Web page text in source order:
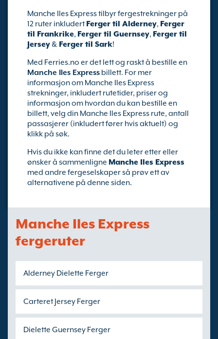
Manche Iles Express tilbyr fergestrekninger på
12 ruter inkludertFerger til Alderney, Ferger
til Frankrike, Ferger til Guernsey, Ferger til
Jersey& Ferger til Sark!
Med Ferries.no er det lett og raskt å bestille en
Manche Iles Express billett. For mer
informasjon om Manche Iles Express
strekninger, inkludert rutetider, priser og
informasjon om hvordan du kan bestille en
billett, velg din Manche Iles Express rute, antall
passasjerer (inkludert fører hvis aktuelt) og
klikk på søk.
Hvis du ikke kan finne det du leter etter eller
ønsker å sammenligne Manche Iles Express
med andre fergeselskaper så prøv ett av
alternativene på denne siden.
Manche Iles Express
fergeruter
Alderney Dielette Ferger
Carteret Jersey Ferger
Dielette Guernsey Ferger